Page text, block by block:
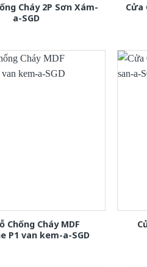
Cháy 2P Sơn Xám-
a-SGD
Cửa
Chống Cháy MDF
P1 van kem-a-SGD